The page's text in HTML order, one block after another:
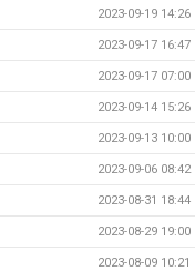
2023-09-19 14:26
2023-09-17 16:47
2023-09-17 07:00
2023-09-14 15:26
2023-09-13 10:00
2023-09-06 08:42
2023-08-31 18:44
2023-08-29 19:00
2023-08-09 10:21